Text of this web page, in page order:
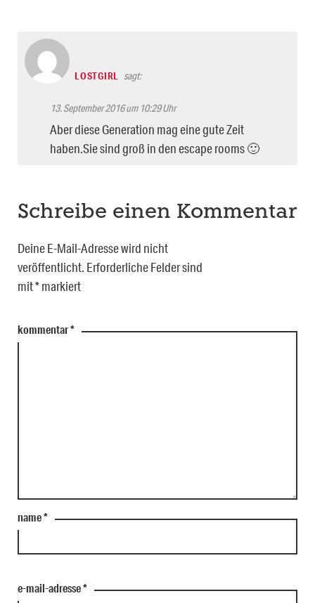
LOSTGIRL sagt:
13. September 2016 um 10:29 Uhr
Aber diese Generation mag eine gute Zeit
haben.Sie sind groß in den escape rooms 🙂
Schreibe einen Kommentar
Deine E-Mail-Adresse wird nicht
veröffentlicht. Erforderliche Felder sind
mit*markiert
kommentar*
name*
e-mail-adresse*